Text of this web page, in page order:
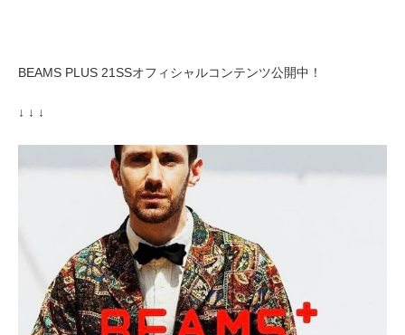
BEAMS PLUS 21SSオフィシャルコンテンツ公開中！
↓ ↓ ↓